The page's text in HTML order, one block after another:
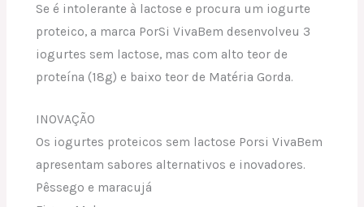
Se é intolerante à lactose e procura um iogurte
proteico, a marca PorSi VivaBem desenvolveu 3
iogurtes sem lactose, mas com alto teor de
proteína (18g) e baixo teor de Matéria Gorda.
INOVAÇÃO
Os iogurtes proteicos sem lactose Porsi VivaBem
apresentam sabores alternativos e inovadores.
Pêssego e maracujá